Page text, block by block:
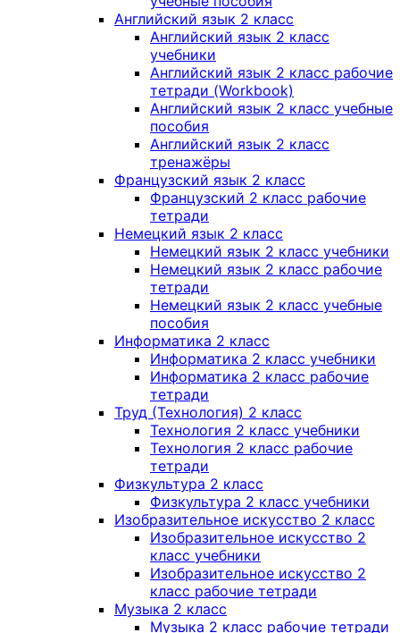
Английский язык 2 класс
Английский язык 2 класс
учебники
Английский язык 2 класс рабочие
тетради (Workbook)
Английский язык 2 класс учебные
пособия
Английский язык 2 класс
тренажёры
Французский язык 2 класс
Французский 2 класс рабочие
тетради
Немецкий язык 2 класс
Немецкий язык 2 класс учебники
Немецкий язык 2 класс рабочие
тетради
Немецкий язык 2 класс учебные
пособия
Информатика 2 класс
Информатика 2 класс учебники
Информатика 2 класс рабочие
тетради
Труд (Технология) 2 класс
Технология 2 класс учебники
Технология 2 класс рабочие
тетради
Физкультура 2 класс
Физкультура 2 класс учебники
Изобразительное искусство 2 класс
Изобразительное искусство 2
класс учебники
Изобразительное искусство 2
класс рабочие тетради
Музыка 2 класс
Музыка 2 класс рабочие тетради